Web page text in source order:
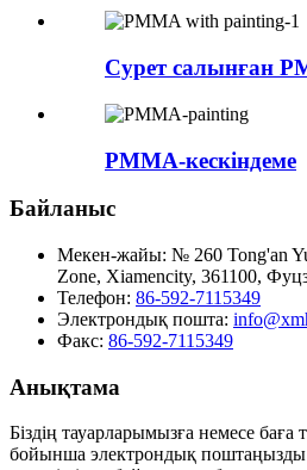
Сурет салынған
PMMA-кескіндеме
Байланыс
Мекен-жайы: № 260 Tong'an
Zone, Xiamencity, 361100,
Телефон: 86-592-7115349
Электрондық пошта:
Факс: 86-592-7115349
Анықтама
Біздің тауарларымызға немесе баға
бойынша электрондық поштаңызды